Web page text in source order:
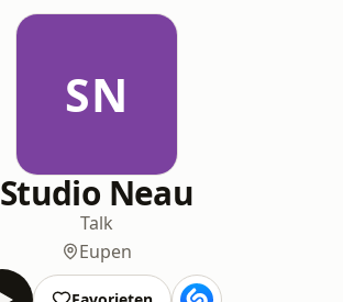
SN
Studio Neau
Talk
Eupen